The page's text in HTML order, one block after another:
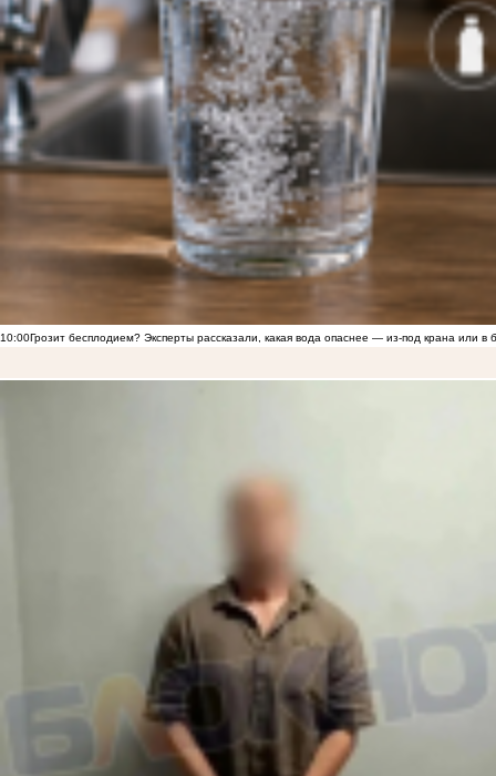
10:00Грозит бесплодием? Эксперты рассказали, какая вода опаснее — из-под крана или в